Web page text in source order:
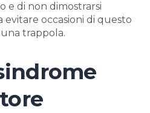
e di non dimostrarsi
evitare occasioni di questo
trappola.